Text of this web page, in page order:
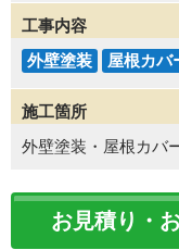
工事内容
外壁塗装
屋根カバ
施工箇所
外壁塗装・屋根カバ
お見積り・